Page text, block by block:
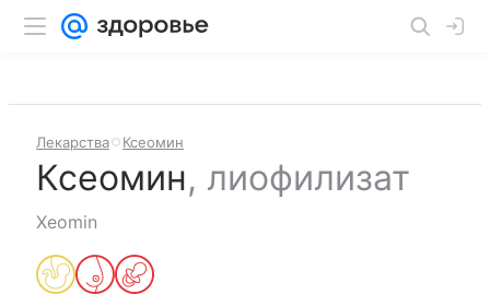
Лекарства Ксеомин
Ксеомин, лиофилизат
Xeomin